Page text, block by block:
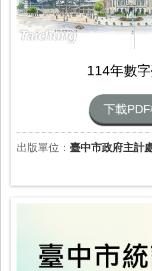
114年數
下載
出版單位： 臺中市政府主計